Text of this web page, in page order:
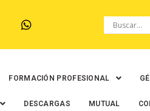
FORMACIÓN PROFESIONAL
DESCARGAS MUTUAL